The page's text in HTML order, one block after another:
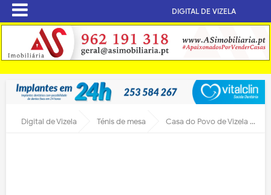
DIGITAL DE VIZELA
Digital de Vizela Ténis de mesa Casa do Povo de Vizela com bons resultados no Torneio de Ovar.